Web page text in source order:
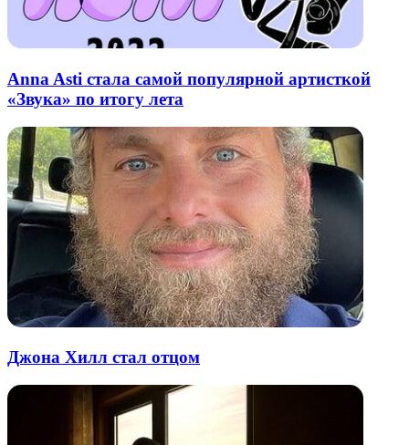
Anna Asti стала самой популярной артисткой
«Звука» по итогу лета
Джона Хилл стал отцом